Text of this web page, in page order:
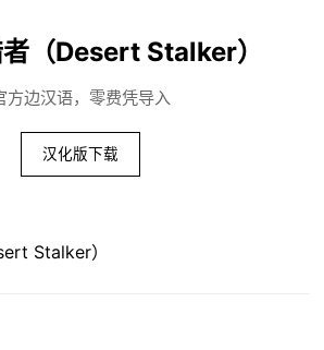
（Desert Stalker）
方边汉语，零费凭导入
汉化版下载